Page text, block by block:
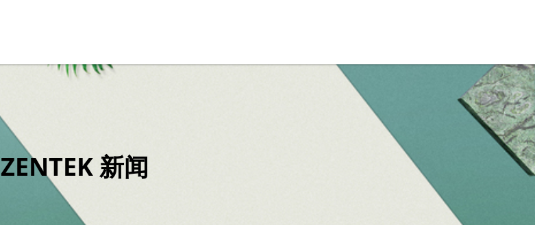
ZENTEK 新闻